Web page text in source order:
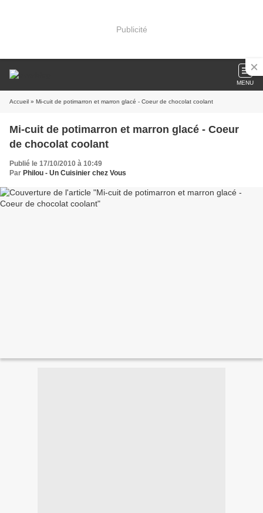
Publicité
MENU
Accueil » Mi-cuit de potimarron et marron glacé - Coeur de chocolat coolant
Mi-cuit de potimarron et marron glacé - Coeur
de chocolat coolant
Publié le 17/10/2010 à 10:49
Par Philou - Un Cuisinier chez Vous